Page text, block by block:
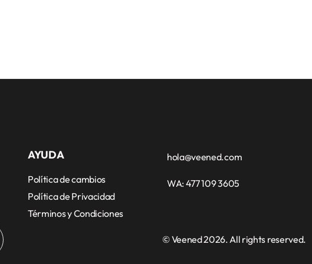
AYUDA
Política de cambios
Política de Privacidad
Términos y Condiciones
hola@veened.com
WA: 477 109 3605
© Veened 2026. All rights reserved.